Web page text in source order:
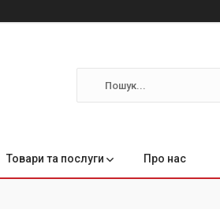
Товари та послуги Про нас